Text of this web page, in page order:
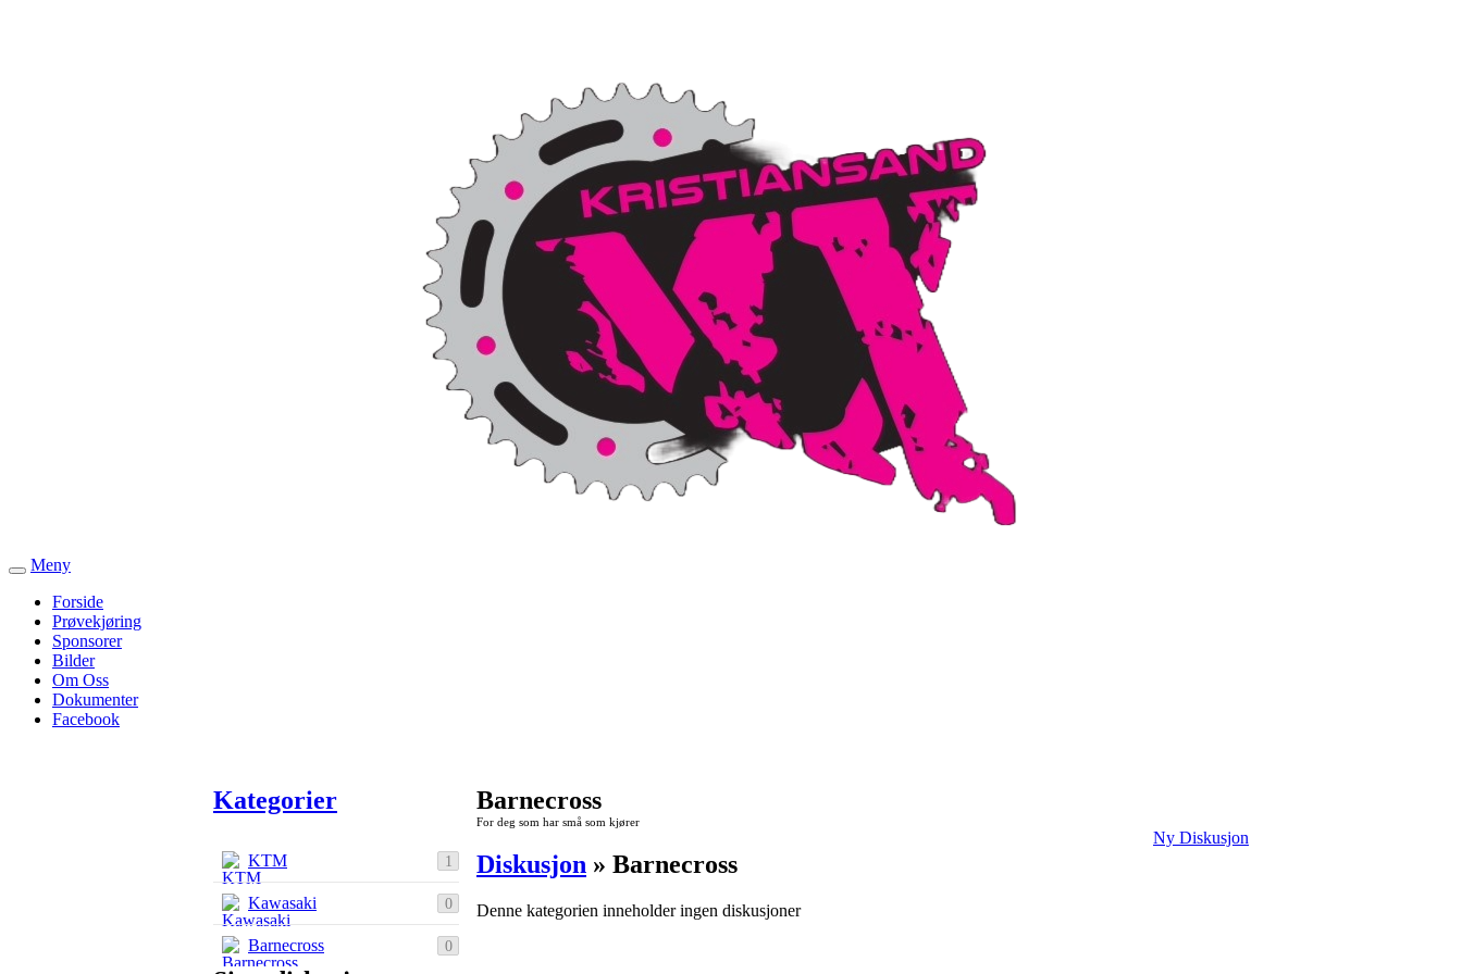
Veksle
navigasjon
Meny
Forside
Prøvekjøring
Sponsorer
Bilder
Om Oss
Dokumenter
Facebook
Kategorier
KTM 1
Kawasaki 0
Barnecross 0
Barnecross
For deg som har små som kjører
Ny Diskusjon
Diskusjon » Barnecross
Denne kategorien inneholder ingen diskusjoner